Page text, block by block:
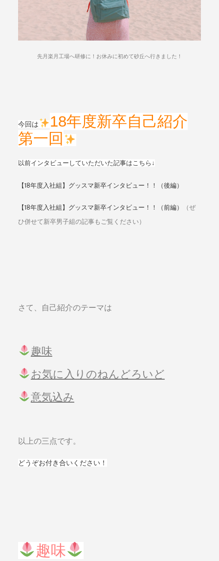
先月楽月工場へ研修に！お休みに初めて砂丘へ行きました！
今回は
18年度新卒自己紹介
第一回
以前インタビューしていただいた記事はこちら↓
【18年度入社組】グッスマ新卒インタビュー！！（後編）
【18年度入社組】グッスマ新卒インタビュー！！（前編）
（ぜ
ひ併せて新卒男子組の記事もご覧ください）
さて、自己紹介のテーマは
趣味
お気に入りのねんどろいど
意気込み
以上の三点です。
どうぞお付き合いください！
趣味